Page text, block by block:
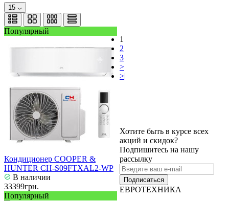
15
Популярный
Кондиционер COOPER &
HUNTER CH-S09FTXAL2-WP
В наличии
33399грн.
Популярный
1
2
3
>
>|
Хотите быть в курсе всех
акций и скидок?
Подпишитесь на нашу
рассылку
Подписаться
ЕВРОТЕХНИКА